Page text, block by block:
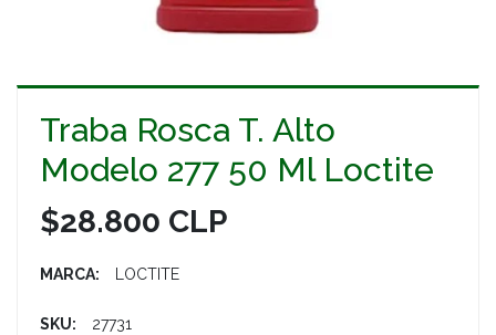
Traba Rosca T. Alto
Modelo 277 50 Ml Loctite
$28.800 CLP
MARCA: LOCTITE
SKU: 27731